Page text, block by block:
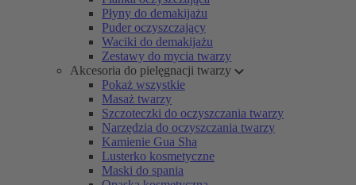
Płyny do demakijażu
Puder oczyszczający
Waciki do demakijażu
Zestawy do mycia twarzy
Akcesoria do pielęgnacji twarzy
Pokaż wszystkie
Masaż twarzy
Szczoteczki do oczyszczania twarzy
Narzędzia do oczyszczania twarzy
Kamienie Gua Sha
Lusterko kosmetyczne
Maski do spania